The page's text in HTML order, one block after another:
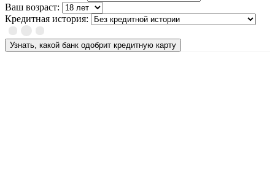
Ваш возраст:
Кредитная история:
Узнать, какой банк одобрит кредитную карту